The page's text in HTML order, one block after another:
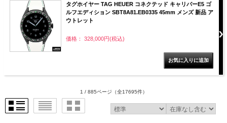
タグホイヤー TAG HEUER コネクテッド キャリバーE5 ゴ
ルフエディション SBT8A81.EB0335 45mm メンズ 新品 ア
ウトレット
価格： 328,000円(税込)
1 / 885ページ （全17695件）